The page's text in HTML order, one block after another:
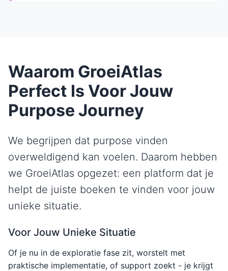
Waarom GroeiAtlas
Perfect Is Voor Jouw
Purpose Journey
We begrijpen dat purpose vinden
overweldigend kan voelen. Daarom hebben
we GroeiAtlas opgezet: een platform dat je
helpt de juiste boeken te vinden voor jouw
unieke situatie.
Voor Jouw Unieke Situatie
Of je nu in de exploratie fase zit, worstelt met
praktische implementatie, of support zoekt - je krijgt